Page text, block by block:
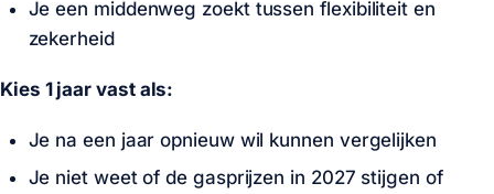
Je een middenweg zoekt tussen flexibiliteit en
zekerheid
Kies 1 jaar vast als:
Je na een jaar opnieuw wil kunnen vergelijken
Je niet weet of de gasprijzen in 2027 stijgen of